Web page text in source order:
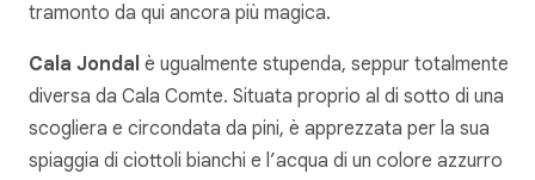
tramonto da qui ancora più magica.
Cala Jondal è ugualmente stupenda, seppur totalmente
diversa da Cala Comte. Situata proprio al di sotto di una
scogliera e circondata da pini, è apprezzata per la sua
spiaggia di ciottoli bianchi e l’acqua di un colore azzurro